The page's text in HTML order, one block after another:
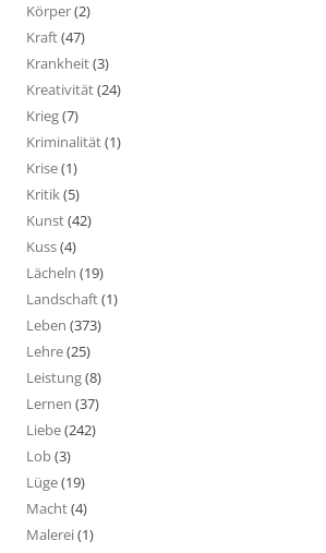
Körper(2)
Kraft(47)
Krankheit(3)
Kreativität(24)
Krieg(7)
Kriminalität(1)
Krise(1)
Kritik(5)
Kunst(42)
Kuss(4)
Lächeln (19)
Landschaft(1)
Leben (373)
Lehre(25)
Leistung(8)
Lernen (37)
Liebe(242)
Lob(3)
Lüge(19)
Macht(4)
Malerei(1)